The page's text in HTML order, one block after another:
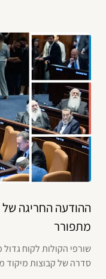
ההודעה החריגה
מתפורר
שורפי הקולות לקוח
סדרה של קבוצות מיקוד